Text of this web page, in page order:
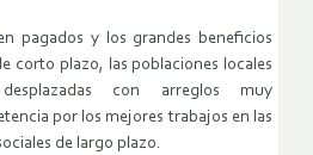
pagados y los grandes beneficios
corto plazo, las poblaciones locales
con arreglos muy
por los mejores trabajos en las
de largo plazo.